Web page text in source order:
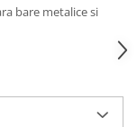
bare metalice si